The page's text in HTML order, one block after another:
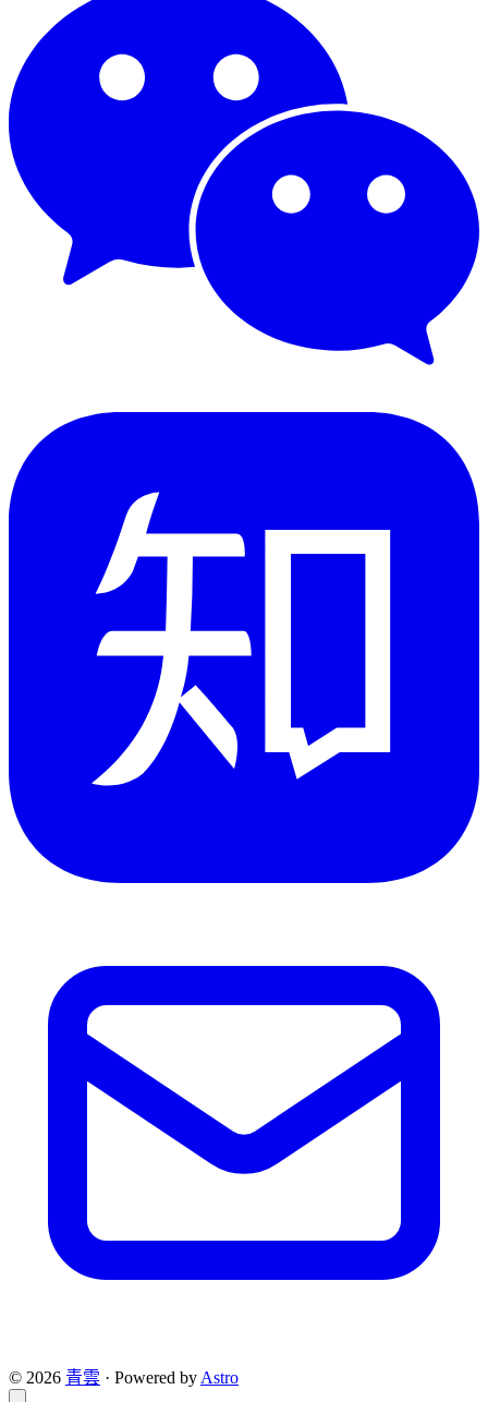
© 2026 青雲 · Powered by Astro